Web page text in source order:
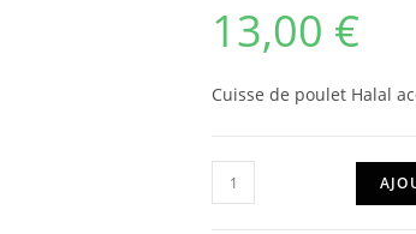
13,00 €
Cuisse de poulet Halal
quantité
de